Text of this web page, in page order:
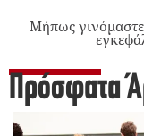
Μήπως γινόμαστε
Πρόσφατα